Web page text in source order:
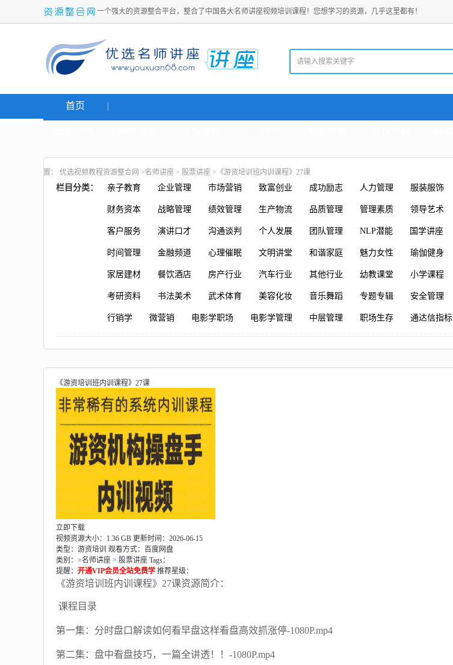
一个强大的资源整合平台，整合了中国各大名师讲座视频培训课程！您想学习的资源，几乎这里都有！
首页
置： 优选视频教程资源整合网 >名师讲座 > 股票讲座 >《游资培训班内训课程》27课
栏目分类： 亲子教育 企业管理 市场营销 致富创业 成功励志 人力管理 服装服饰
财务资本 战略管理 绩效管理 生产物流 品质管理 管理素质 领导艺术
客户服务 演讲口才 沟通谈判 个人发展 团队管理 NLP潜能 国学讲座
时间管理 金融频道 心理催眠 文明讲堂 和谐家庭 魅力女性 瑜伽健身
家居建材 餐饮酒店 房产行业 汽车行业 其他行业 幼教课堂 小学课程
考研资料 书法美术 武术体育 美容化妆 音乐舞蹈 专题专辑 安全管理
行销学 微营销 电影学职场 电影学管理 中层管理 职场生存 通达信指标
《游资培训班内训课程》27课
立即下载
视频资源大小：1.36 GB 更新时间：2026-06-15
类型：游资培训 观看方式：百度网盘
类别：>名师讲座 > 股票讲座 Tags：
提醒： 开通VIP会员全站免费学 推荐星级：
《游资培训班内训课程》27课资源简介：
课程目录
第一集：分时盘口解读如何看早盘这样看盘高效抓涨停-1080P.mp4
第二集：盘中看盘技巧，一篇全讲透！！-1080P.mp4